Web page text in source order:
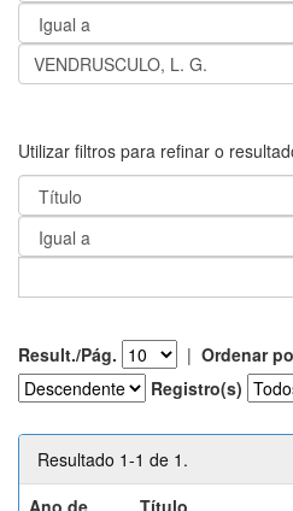
Utilizar filtros para refinar o
Result./Pág. | Ordenar
Registro(s)
Resultado 1-1 de 1.
Ano de
Título